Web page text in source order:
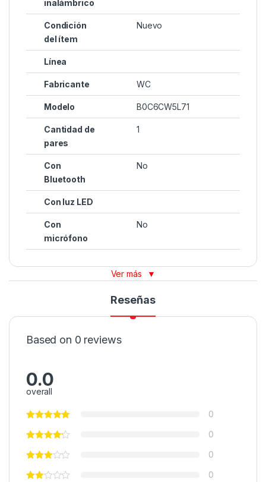
inalámbrico
Condición
del ítem
Nuevo
Línea
Fabricante WC
Modelo B0C6CW5L71
Cantidad de
pares
1
Con
Bluetooth
No
Con luz LED
Con
micrófono
No
Ver más ▼
Reseñas
Based on 0 reviews
0.0
overall
0
0
0
0